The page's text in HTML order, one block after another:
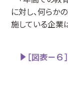
に対し、何らか
施している企業